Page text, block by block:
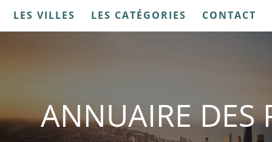
LES VILLES LES CATÉGORIES CONTACT
ANNUAIRE DES